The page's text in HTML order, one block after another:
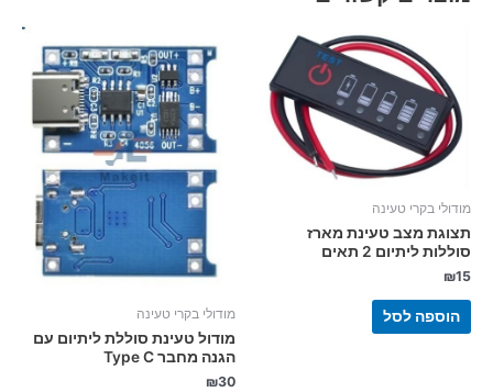
מודולי בקרי טעינה
תצוגת מצב טעינת מארז
סוללות ליתיום 2 תאים
₪15
הוספה לסל מודולי בקרי טעינה
מודול טעינת סוללת ליתיום עם
הגנה מחבר Type C
₪30